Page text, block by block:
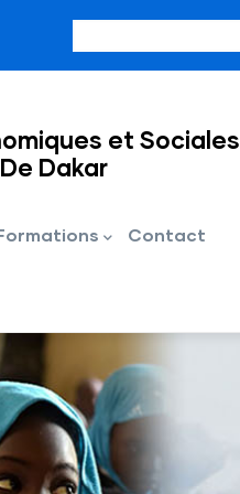
et Sociales
Dakar
Contact